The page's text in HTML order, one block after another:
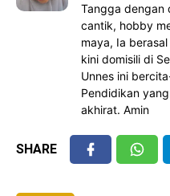
Tangga dengan
cantik, hobby
maya, Ia
kini domisili di
Unnes ini
Pendidikan
akhirat. Amin
SHARE